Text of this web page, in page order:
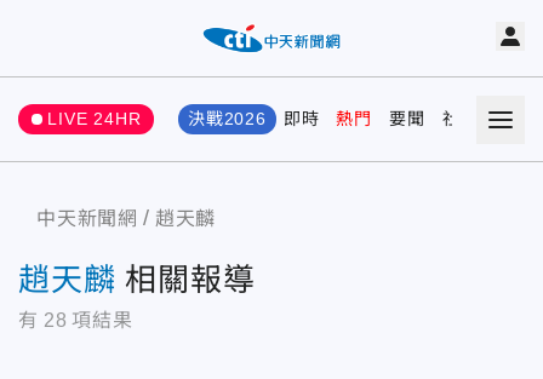
LIVE 24HR 決戰2026 即時 熱門 要聞 社會 娛樂
中天新聞網 趙天麟
趙天麟 相關報導
有 28 項結果